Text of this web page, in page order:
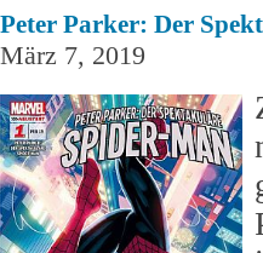
Peter Parker: Der
März 7, 2019